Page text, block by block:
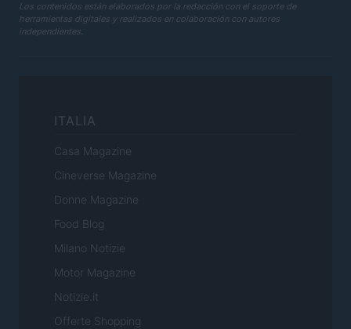
Los contenidos están elaborados por la redacción con el soporte de
herramientas digitales y realizados en colaboración con autores
independientes.
ITALIA
Casa Magazine
Cineverse Magazine
Donne Magazine
Food Blog
Milano Notizie
Motor Magazine
Notizie.it
Offerte Shopping